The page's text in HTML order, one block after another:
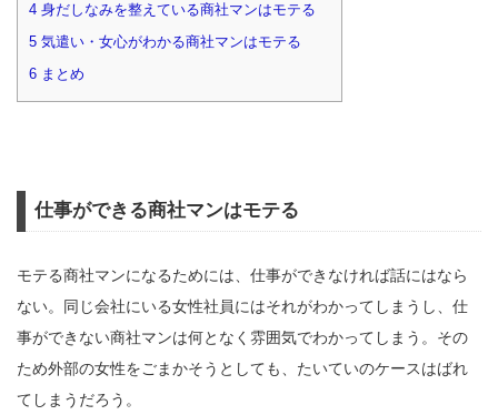
4 身だしなみを整えている商社マンはモテる
5 気遣い・女心がわかる商社マンはモテる
6 まとめ
仕事ができる商社マンはモテる
モテる商社マンになるためには、仕事ができなければ話にはなら
ない。同じ会社にいる女性社員にはそれがわかってしまうし、仕
事ができない商社マンは何となく雰囲気でわかってしまう。その
ため外部の女性をごまかそうとしても、たいていのケースはばれ
てしまうだろう。